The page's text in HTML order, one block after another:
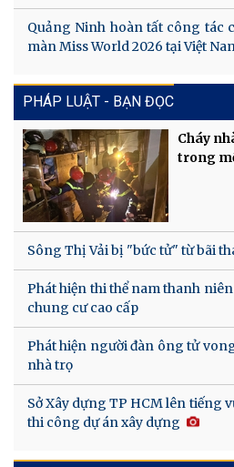
Quảng Ninh hoàn tất công tác
màn Miss World 2026 tại Việt
PHÁP LUẬT - BẠN ĐỌC
Cháy
trong
Sông Thị Vải bị "bức tử" từ bãi
Phát hiện thi thể nam thanh
chung cư cao cấp
Phát hiện người đàn ông tử
nhà trọ
Sở Xây dựng TP HCM lên tiếng
thi công dự án xây dựng